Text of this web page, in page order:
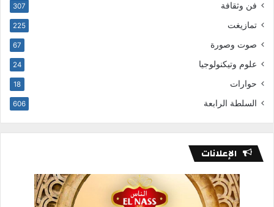
فن وثقافة 307
تمازيغت 225
صوت وصورة 67
علوم وتيكنولوجيا 24
حوارات 18
السلطة الرابعة 606
الإعلانات